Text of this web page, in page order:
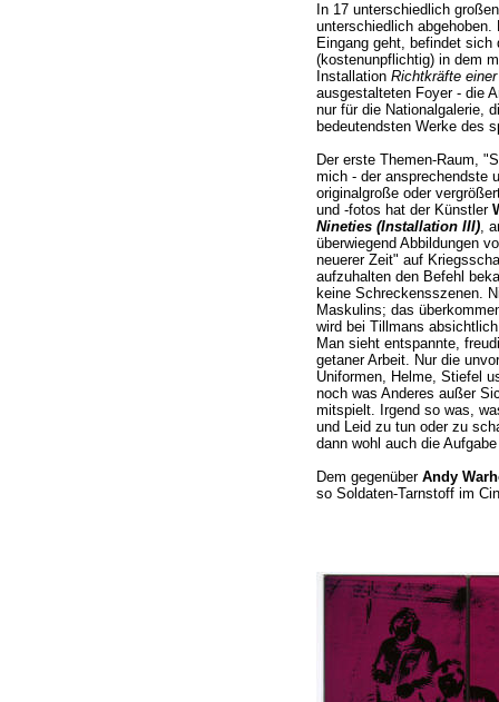
In 17 unterschiedlich
unterschiedlich
Eingang geht, befindet sich
(kostenunpflichtig) in dem
Installation Richtkräfte
ausgestalteten Foyer - die
nur für die Nationalgalerie,
bedeutendsten Werke des
Der erste Themen-Raum,
mich - der ansprechendste
originalgroße oder
und -fotos hat der Künstler
Nineties (Installation III),
überwiegend Abbildungen
neuerer Zeit" auf
aufzuhalten den Befehl
keine Schreckensszenen.
Maskulins; das
wird bei Tillmans
Man sieht entspannte,
getaner Arbeit. Nur die
Uniformen, Helme, Stiefel
noch was Anderes außer
mitspielt. Irgend so was,
und Leid zu tun oder zu
dann wohl auch die
Dem gegenüber Andy
so Soldaten-Tarnstoff im